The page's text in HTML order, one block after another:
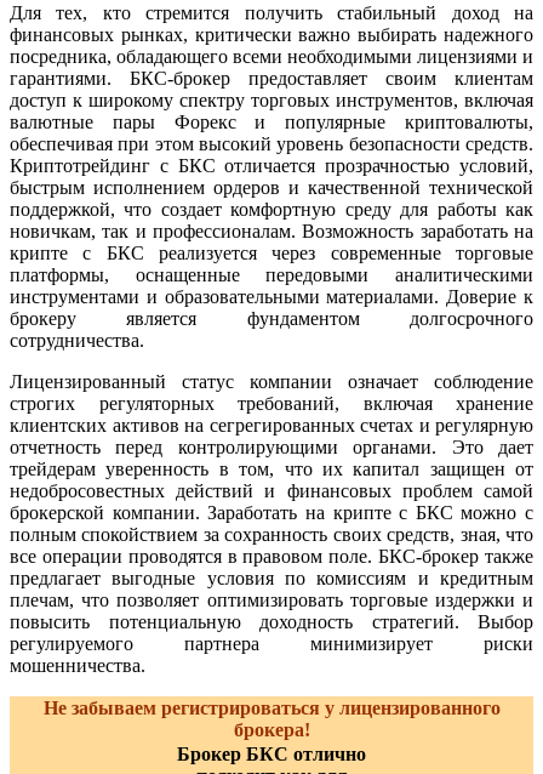
Для тех, кто стремится получить стабильный доход на
финансовых рынках, критически важно выбирать надежного
посредника, обладающего всеми необходимыми лицензиями и
гарантиями. БКС-брокер предоставляет своим клиентам
доступ к широкому спектру торговых инструментов, включая
валютные пары Форекс и популярные криптовалюты,
обеспечивая при этом высокий уровень безопасности средств.
Криптотрейдинг с БКС отличается прозрачностью условий,
быстрым исполнением ордеров и качественной технической
поддержкой, что создает комфортную среду для работы как
новичкам, так и профессионалам. Возможность заработать на
крипте с БКС реализуется через современные торговые
платформы, оснащенные передовыми аналитическими
инструментами и образовательными материалами. Доверие к
брокеру является фундаментом долгосрочного
сотрудничества.
Лицензированный статус компании означает соблюдение
строгих регуляторных требований, включая хранение
клиентских активов на сегрегированных счетах и регулярную
отчетность перед контролирующими органами. Это дает
трейдерам уверенность в том, что их капитал защищен от
недобросовестных действий и финансовых проблем самой
брокерской компании. Заработать на крипте с БКС можно с
полным спокойствием за сохранность своих средств, зная, что
все операции проводятся в правовом поле. БКС-брокер также
предлагает выгодные условия по комиссиям и кредитным
плечам, что позволяет оптимизировать торговые издержки и
повысить потенциальную доходность стратегий. Выбор
регулируемого партнера минимизирует риски
мошенничества.
Не забываем регистрироваться у лицензированного
брокера!
Брокер БКС отлично